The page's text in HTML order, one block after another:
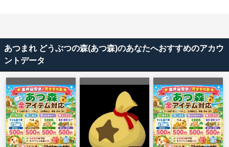
あつまれ どうぶつの森(あつ森)のあなたへおすすめのアカウ
ントデータ